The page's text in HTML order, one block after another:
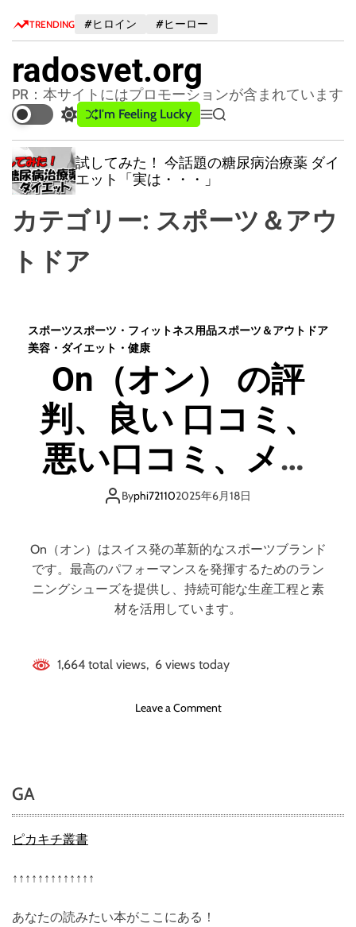
TRENDING #ヒロイン #ヒーロー
radosvet.org
PR：本サイトにはプロモーションが含まれています
S
w
t
c
c
o
o
d
e
I'm Feeling Lucky
M
e
n
u
S
e
r
試してみた！ 今話題の糖尿病治療薬 ダイ
エット「実は・・・」
カテゴリー: スポーツ＆アウ
トドア
スポーツスポーツ・フィットネス用品スポーツ＆アウトドア
美容・ダイエット・健康
On（オン） の評
判、良い 口コミ、
悪い口コミ、メリ
ットとデメリット
はどうなの？ 【徹
底解説】
Byphi721102025年6月18日
On（オン）はスイス発の革新的なスポーツブランド
です。最高のパフォーマンスを発揮するためのラン
ニングシューズを提供し、持続可能な生産工程と素
材を活用しています。
1,664 total views, 6 views today
Leave a Commento
ン
GA
ピカキチ叢書
↑↑↑↑↑↑↑↑↑↑↑↑↑
あなたの読みたい本がここにある！